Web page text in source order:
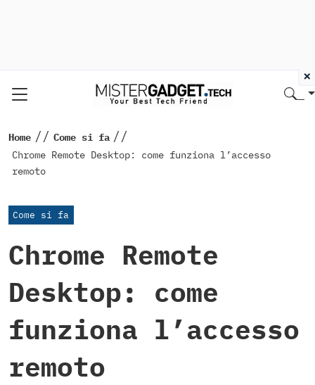
Home // Come si fa //
Chrome Remote Desktop: come funziona l’accesso
remoto
Come si fa
Chrome Remote
Desktop: come
funziona l’accesso
remoto
×